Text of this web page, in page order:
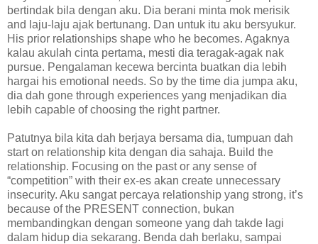
bertindak bila dengan aku. Dia berani minta mok merisik
and laju-laju ajak bertunang. Dan untuk itu aku bersyukur.
His prior relationships shape who he becomes. Agaknya
kalau akulah cinta pertama, mesti dia teragak-agak nak
pursue. Pengalaman kecewa bercinta buatkan dia lebih
hargai his emotional needs. So by the time dia jumpa aku,
dia dah gone through experiences yang menjadikan dia
lebih capable of choosing the right partner.
Patutnya bila kita dah berjaya bersama dia, tumpuan dah
start on relationship kita dengan dia sahaja. Build the
relationship. Focusing on the past or any sense of
“competition” with their ex-es akan create unnecessary
insecurity. Aku sangat percaya relationship yang strong, it’s
because of the PRESENT connection, bukan
membandingkan dengan someone yang dah takde lagi
dalam hidup dia sekarang. Benda dah berlaku, sampai